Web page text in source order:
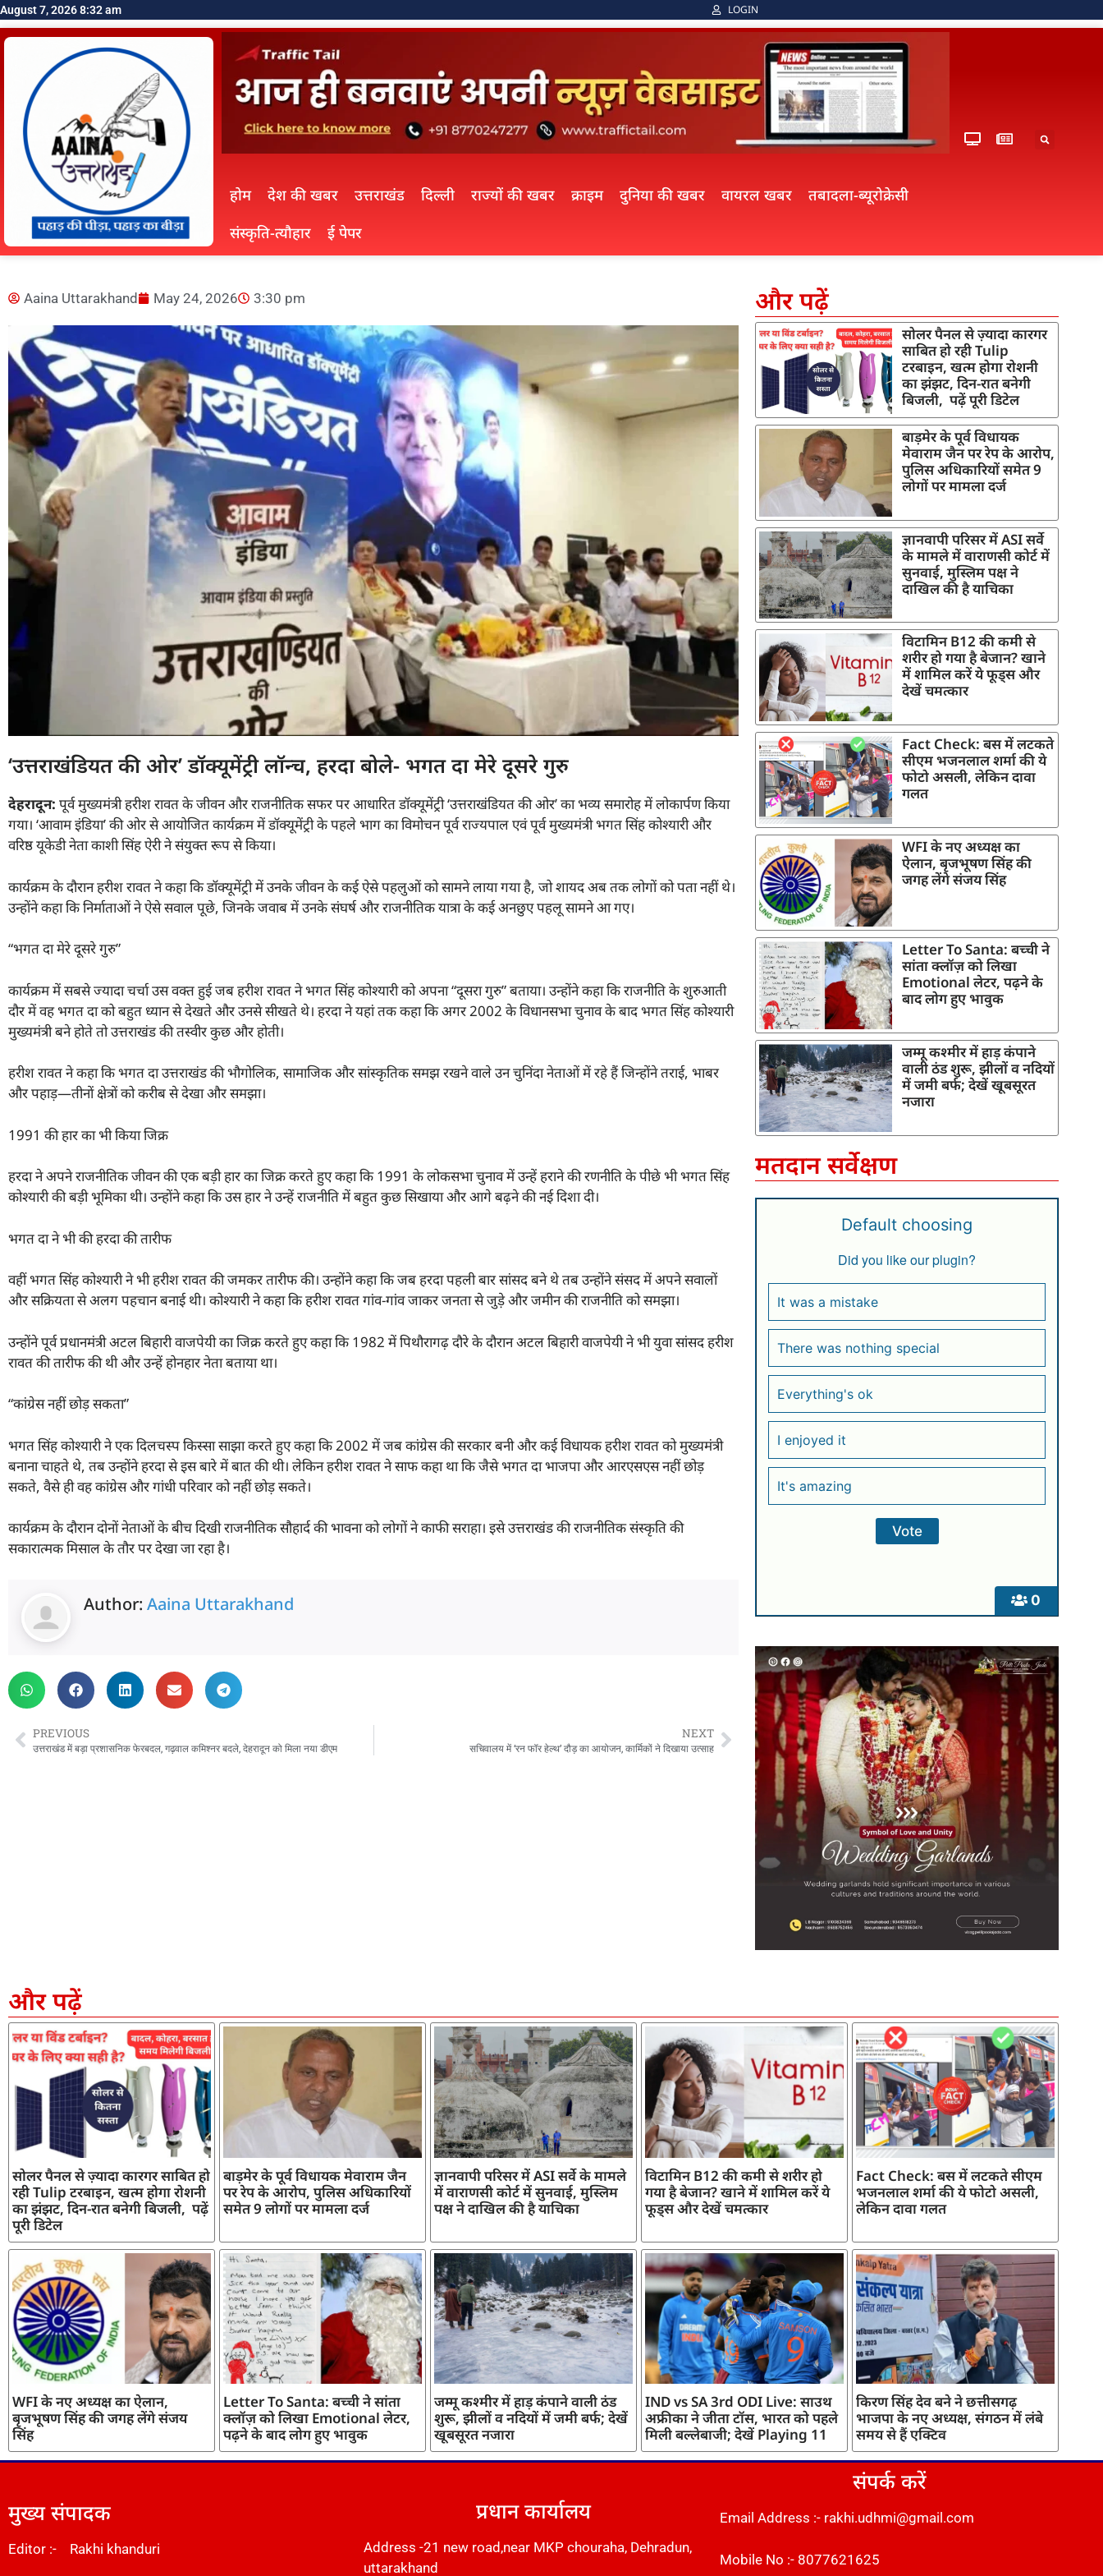
August 7, 2026 8:32 am LOGIN
होम देश की खबर उत्तराखंड दिल्ली राज्यों की खबर क्राइम दुनिया की खबर वायरल खबर
तबादला-ब्यूरोक्रेसी
संस्कृति-त्यौहार
ई पेपर
Aaina Uttarakhand May 24, 2026 3:30 pm
‘उत्तराखंडियत की ओर’ डॉक्यूमेंट्री लॉन्च, हरदा बोले- भगत दा मेरे दूसरे गुरु
देहरादून: पूर्व मुख्यमंत्री हरीश रावत के जीवन और राजनीतिक सफर पर आधारित डॉक्यूमेंट्री ‘उत्तराखंडियत की ओर’ का भव्य समारोह में लोकार्पण किया
गया। ‘आवाम इंडिया’ की ओर से आयोजित कार्यक्रम में डॉक्यूमेंट्री के पहले भाग का विमोचन पूर्व राज्यपाल एवं पूर्व मुख्यमंत्री भगत सिंह कोश्यारी और
वरिष्ठ यूकेडी नेता काशी सिंह ऐरी ने संयुक्त रूप से किया।
कार्यक्रम के दौरान हरीश रावत ने कहा कि डॉक्यूमेंट्री में उनके जीवन के कई ऐसे पहलुओं को सामने लाया गया है, जो शायद अब तक लोगों को पता नहीं थे।
उन्होंने कहा कि निर्माताओं ने ऐसे सवाल पूछे, जिनके जवाब में उनके संघर्ष और राजनीतिक यात्रा के कई अनछुए पहलू सामने आ गए।
“भगत दा मेरे दूसरे गुरु”
कार्यक्रम में सबसे ज्यादा चर्चा उस वक्त हुई जब हरीश रावत ने भगत सिंह कोश्यारी को अपना “दूसरा गुरु” बताया। उन्होंने कहा कि राजनीति के शुरुआती
दौर में वह भगत दा को बहुत ध्यान से देखते और उनसे सीखते थे। हरदा ने यहां तक कहा कि अगर 2002 के विधानसभा चुनाव के बाद भगत सिंह कोश्यारी
मुख्यमंत्री बने होते तो उत्तराखंड की तस्वीर कुछ और होती।
हरीश रावत ने कहा कि भगत दा उत्तराखंड की भौगोलिक, सामाजिक और सांस्कृतिक समझ रखने वाले उन चुनिंदा नेताओं में रहे हैं जिन्होंने तराई, भाबर
और पहाड़—तीनों क्षेत्रों को करीब से देखा और समझा।
1991 की हार का भी किया जिक्र
हरदा ने अपने राजनीतिक जीवन की एक बड़ी हार का जिक्र करते हुए कहा कि 1991 के लोकसभा चुनाव में उन्हें हराने की रणनीति के पीछे भी भगत सिंह
कोश्यारी की बड़ी भूमिका थी। उन्होंने कहा कि उस हार ने उन्हें राजनीति में बहुत कुछ सिखाया और आगे बढ़ने की नई दिशा दी।
भगत दा ने भी की हरदा की तारीफ
वहीं भगत सिंह कोश्यारी ने भी हरीश रावत की जमकर तारीफ की। उन्होंने कहा कि जब हरदा पहली बार सांसद बने थे तब उन्होंने संसद में अपने सवालों
और सक्रियता से अलग पहचान बनाई थी। कोश्यारी ने कहा कि हरीश रावत गांव-गांव जाकर जनता से जुड़े और जमीन की राजनीति को समझा।
उन्होंने पूर्व प्रधानमंत्री अटल बिहारी वाजपेयी का जिक्र करते हुए कहा कि 1982 में पिथौरागढ़ दौरे के दौरान अटल बिहारी वाजपेयी ने भी युवा सांसद हरीश
रावत की तारीफ की थी और उन्हें होनहार नेता बताया था।
“कांग्रेस नहीं छोड़ सकता”
भगत सिंह कोश्यारी ने एक दिलचस्प किस्सा साझा करते हुए कहा कि 2002 में जब कांग्रेस की सरकार बनी और कई विधायक हरीश रावत को मुख्यमंत्री
बनाना चाहते थे, तब उन्होंने हरदा से इस बारे में बात की थी। लेकिन हरीश रावत ने साफ कहा था कि जैसे भगत दा भाजपा और आरएसएस नहीं छोड़
सकते, वैसे ही वह कांग्रेस और गांधी परिवार को नहीं छोड़ सकते।
कार्यक्रम के दौरान दोनों नेताओं के बीच दिखी राजनीतिक सौहार्द की भावना को लोगों ने काफी सराहा। इसे उत्तराखंड की राजनीतिक संस्कृति की
सकारात्मक मिसाल के तौर पर देखा जा रहा है।
Author: Aaina Uttarakhand
PREVIOUS
उत्तराखंड में बड़ा प्रशासनिक फेरबदल, गढ़वाल कमिश्नर बदले, देहरादून को मिला नया डीएम
NEXT
सचिवालय में ‘रन फॉर हेल्थ’ दौड़ का आयोजन, कार्मिकों ने दिखाया उत्साह
और पढ़ें
सोलर पैनल से ज़्यादा कारगर
साबित हो रही Tulip
टरबाइन, खत्म होगा रोशनी
का झंझट, दिन-रात बनेगी
बिजली, पढ़ें पूरी डिटेल
बाड़मेर के पूर्व विधायक
मेवाराम जैन पर रेप के आरोप,
पुलिस अधिकारियों समेत 9
लोगों पर मामला दर्ज
ज्ञानवापी परिसर में ASI सर्वे
के मामले में वाराणसी कोर्ट में
सुनवाई, मुस्लिम पक्ष ने
दाखिल की है याचिका
विटामिन B12 की कमी से
शरीर हो गया है बेजान? खाने
में शामिल करें ये फूड्स और
देखें चमत्कार
Fact Check: बस में लटकते
सीएम भजनलाल शर्मा की ये
फोटो असली, लेकिन दावा
गलत
WFI के नए अध्यक्ष का
ऐलान, बृजभूषण सिंह की
जगह लेंगे संजय सिंह
Letter To Santa: बच्ची ने
सांता क्लॉज़ को लिखा
Emotional लेटर, पढ़ने के
बाद लोग हुए भावुक
जम्मू कश्मीर में हाड़ कंपाने
वाली ठंड शुरू, झीलों व नदियों
में जमी बर्फ; देखें खूबसूरत
नजारा
मतदान सर्वेक्षण
0
Default choosing
Did you like our plugin?
It was a mistake
There was nothing special
Everything's ok
I enjoyed it
It's amazing
और पढ़ें
सोलर पैनल से ज़्यादा कारगर साबित हो
रही Tulip टरबाइन, खत्म होगा रोशनी
का झंझट, दिन-रात बनेगी बिजली, पढ़ें
पूरी डिटेल
बाड़मेर के पूर्व विधायक मेवाराम जैन
पर रेप के आरोप, पुलिस अधिकारियों
समेत 9 लोगों पर मामला दर्ज
ज्ञानवापी परिसर में ASI सर्वे के मामले
में वाराणसी कोर्ट में सुनवाई, मुस्लिम
पक्ष ने दाखिल की है याचिका
विटामिन B12 की कमी से शरीर हो
गया है बेजान? खाने में शामिल करें ये
फूड्स और देखें चमत्कार
Fact Check: बस में लटकते सीएम
भजनलाल शर्मा की ये फोटो असली,
लेकिन दावा गलत
WFI के नए अध्यक्ष का ऐलान,
बृजभूषण सिंह की जगह लेंगे संजय
सिंह
Letter To Santa: बच्ची ने सांता
क्लॉज़ को लिखा Emotional लेटर,
पढ़ने के बाद लोग हुए भावुक
जम्मू कश्मीर में हाड़ कंपाने वाली ठंड
शुरू, झीलों व नदियों में जमी बर्फ; देखें
खूबसूरत नजारा
IND vs SA 3rd ODI Live: साउथ
अफ्रीका ने जीता टॉस, भारत को पहले
मिली बल्लेबाजी; देखें Playing 11
किरण सिंह देव बने ने छत्तीसगढ़
भाजपा के नए अध्यक्ष, संगठन में लंबे
समय से हैं एक्टिव
मुख्य संपादक
Editor :- Rakhi khanduri
प्रधान कार्यालय
Address -21 new road,near MKP chouraha, Dehradun,
uttarakhand
संपर्क करें
Email Address :- rakhi.udhmi@gmail.com
Mobile No :- 8077621625